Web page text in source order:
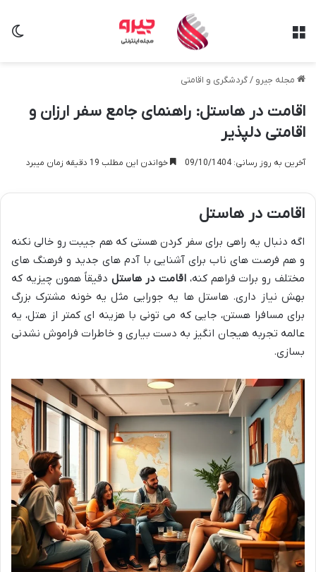
مجله جیرو /گردشگری و اقامتی
اقامت در هاستل: راهنمای جامع سفر ارزان و
اقامتی دلپذیر
آخرین به روز رسانی: 09/10/1404 خواندن این مطلب 19 دقیقه زمان میبرد
اقامت در هاستل
اگه دنبال یه راهی برای سفر کردن هستی که هم جیبت رو خالی نکنه
و هم فرصت های ناب برای آشنایی با آدم های جدید و فرهنگ های
مختلف رو برات فراهم کنه،اقامت در هاستلدقیقاً همون چیزیه که
بهش نیاز داری. هاستل ها یه جورایی مثل یه خونه مشترک بزرگ
برای مسافرا هستن، جایی که می تونی با هزینه ای کمتر از هتل، یه
عالمه تجربه هیجان انگیز به دست بیاری و خاطرات فراموش نشدنی
بسازی.